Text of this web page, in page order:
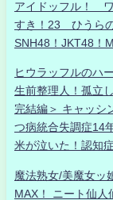
アイドッフル！
すき！23 ひうら
SNH48！JKT48！
ヒウラッフルのハ
生前整理人！孤立
完結編＞ キャッシ
つ病統合失調症14
米が泣いた！認知
魔法熟女/美魔女ッ
MAX！ ニート仙人